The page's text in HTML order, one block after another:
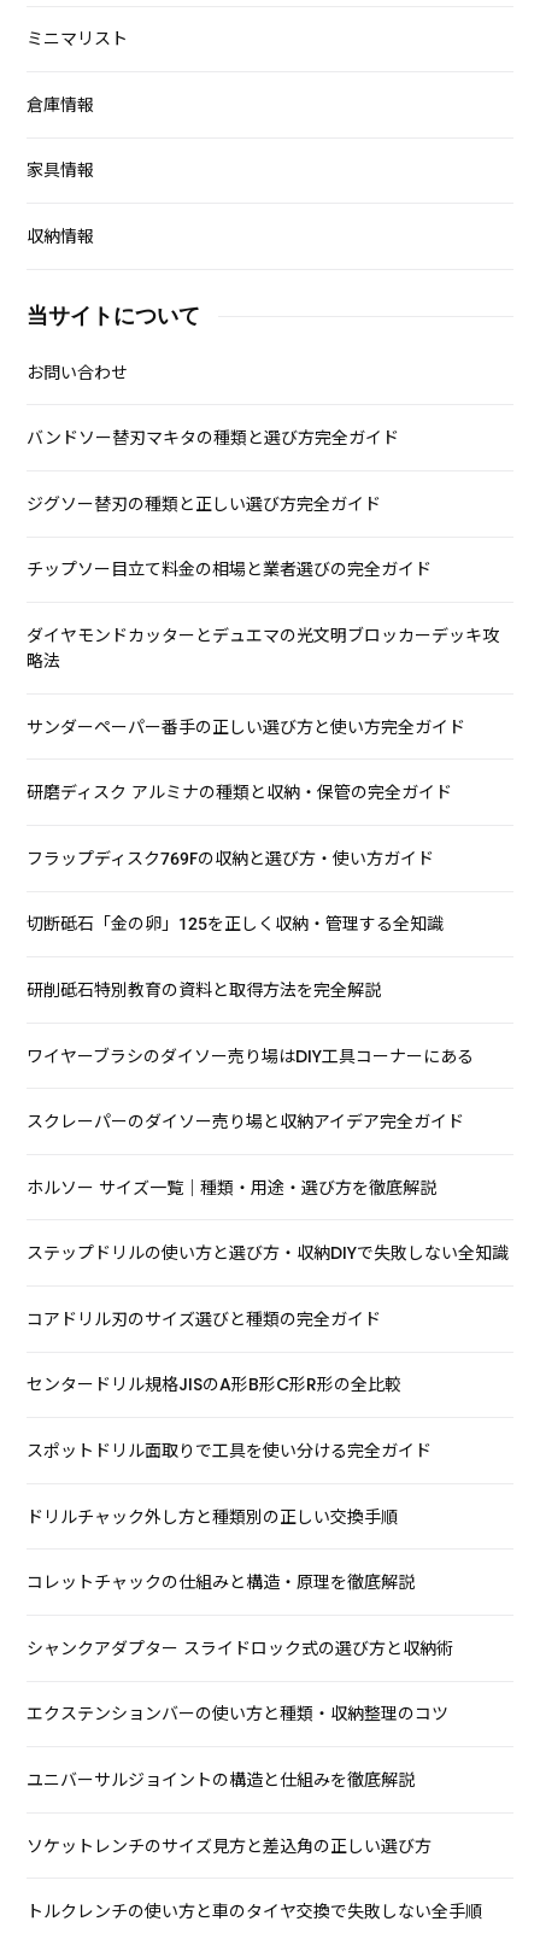
ミニマリスト
倉庫情報
家具情報
収納情報
当サイトについて
お問い合わせ
バンドソー替刃マキタの種類と選び方完全ガイド
ジグソー替刃の種類と正しい選び方完全ガイド
チップソー目立て料金の相場と業者選びの完全ガイド
ダイヤモンドカッターとデュエマの光文明ブロッカーデッキ攻
略法
サンダーペーパー番手の正しい選び方と使い方完全ガイド
研磨ディスク アルミナの種類と収納・保管の完全ガイド
フラップディスク769Fの収納と選び方・使い方ガイド
切断砥石「金の卵」125を正しく収納・管理する全知識
研削砥石特別教育の資料と取得方法を完全解説
ワイヤーブラシのダイソー売り場はDIY工具コーナーにある
スクレーパーのダイソー売り場と収納アイデア完全ガイド
ホルソー サイズ一覧｜種類・用途・選び方を徹底解説
ステップドリルの使い方と選び方・収納DIYで失敗しない全知識
コアドリル刃のサイズ選びと種類の完全ガイド
センタードリル規格JISのA形B形C形R形の全比較
スポットドリル面取りで工具を使い分ける完全ガイド
ドリルチャック外し方と種類別の正しい交換手順
コレットチャックの仕組みと構造・原理を徹底解説
シャンクアダプター スライドロック式の選び方と収納術
エクステンションバーの使い方と種類・収納整理のコツ
ユニバーサルジョイントの構造と仕組みを徹底解説
ソケットレンチのサイズ見方と差込角の正しい選び方
トルクレンチの使い方と車のタイヤ交換で失敗しない全手順